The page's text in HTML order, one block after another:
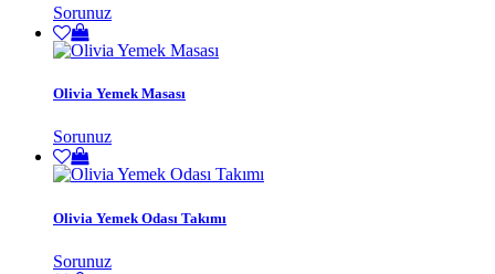
Sorunuz
Olivia Yemek Masası
Sorunuz
Olivia Yemek Odası Takımı
Sorunuz